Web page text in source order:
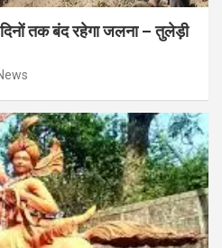
तक बंद रहेगा जलना – तुलेड़ी